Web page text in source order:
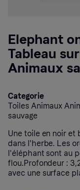
Elephant
Tableau
Animaux
Categorie
Toiles Animaux
sauvage
Une toile en noir
dans l'herbe. Les
l'éléphant sont au
flou.Profondeur :
avec une surface